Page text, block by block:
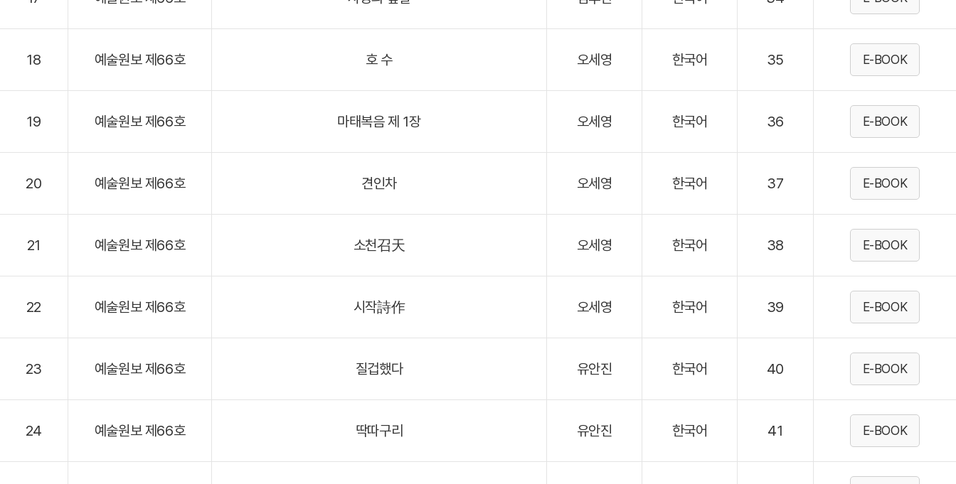
18 예술원보 제66호 호 수 오세영 한국어 35 E-BOOK
19 예술원보 제66호 마태복음 제 1장 오세영 한국어 36 E-BOOK
20 예술원보 제66호 견인차 오세영 한국어 37 E-BOOK
21 예술원보 제66호 소천召天 오세영 한국어 38 E-BOOK
22 예술원보 제66호 시작詩作 오세영 한국어 39 E-BOOK
23 예술원보 제66호 질겁했다 유안진 한국어 40 E-BOOK
24 예술원보 제66호 딱따구리 유안진 한국어 41 E-BOOK